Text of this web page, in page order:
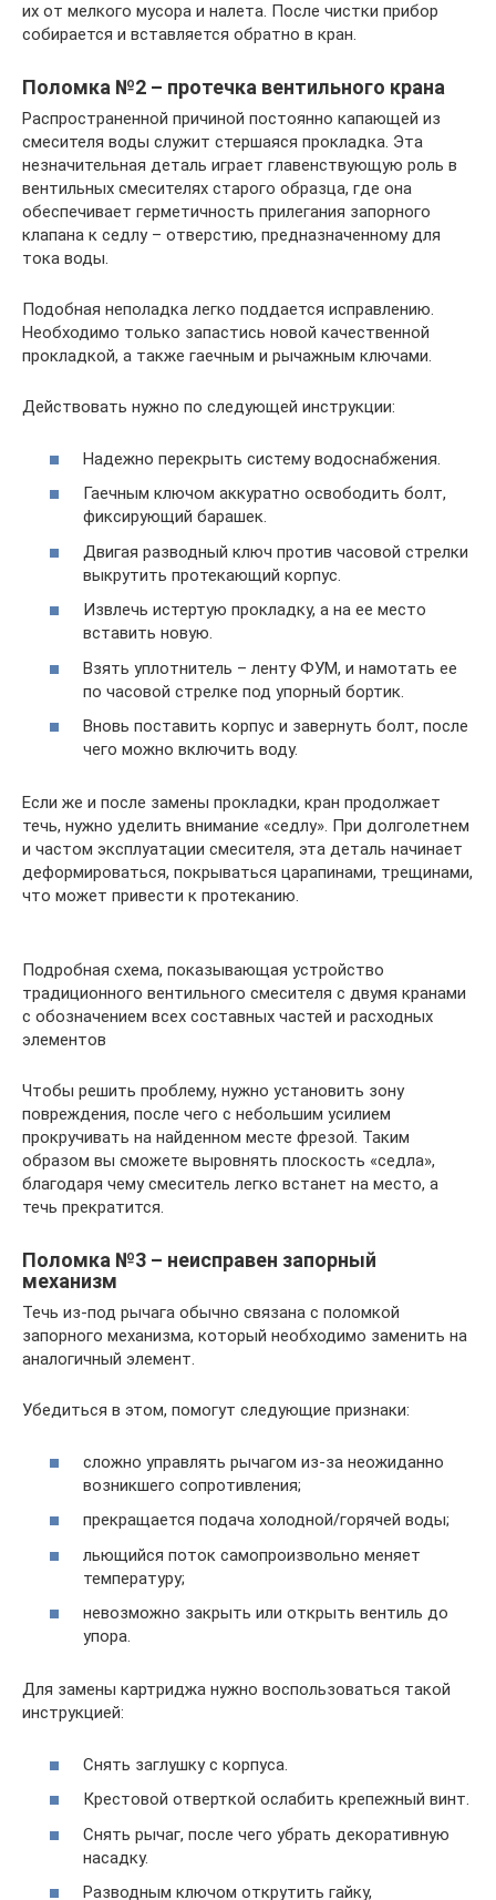
их от мелкого мусора и налета. После чистки прибор
собирается и вставляется обратно в кран.
Поломка №2 – протечка вентильного крана
Распространенной причиной постоянно капающей из
смесителя воды служит стершаяся прокладка. Эта
незначительная деталь играет главенствующую роль в
вентильных смесителях старого образца, где она
обеспечивает герметичность прилегания запорного
клапана к седлу – отверстию, предназначенному для
тока воды.
Подобная неполадка легко поддается исправлению.
Необходимо только запастись новой качественной
прокладкой, а также гаечным и рычажным ключами.
Действовать нужно по следующей инструкции:
Надежно перекрыть систему водоснабжения.
Гаечным ключом аккуратно освободить болт,
фиксирующий барашек.
Двигая разводный ключ против часовой стрелки
выкрутить протекающий корпус.
Извлечь истертую прокладку, а на ее место
вставить новую.
Взять уплотнитель – ленту ФУМ, и намотать ее
по часовой стрелке под упорный бортик.
Вновь поставить корпус и завернуть болт, после
чего можно включить воду.
Если же и после замены прокладки, кран продолжает
течь, нужно уделить внимание «седлу». При долголетнем
и частом эксплуатации смесителя, эта деталь начинает
деформироваться, покрываться царапинами, трещинами,
что может привести к протеканию.
Подробная схема, показывающая устройство
традиционного вентильного смесителя с двумя кранами
с обозначением всех составных частей и расходных
элементов
Чтобы решить проблему, нужно установить зону
повреждения, после чего с небольшим усилием
прокручивать на найденном месте фрезой. Таким
образом вы сможете выровнять плоскость «седла»,
благодаря чему смеситель легко встанет на место, а
течь прекратится.
Поломка №3 – неисправен запорный
механизм
Течь из-под рычага обычно связана с поломкой
запорного механизма, который необходимо заменить на
аналогичный элемент.
Убедиться в этом, помогут следующие признаки:
сложно управлять рычагом из-за неожиданно
возникшего сопротивления;
прекращается подача холодной/горячей воды;
льющийся поток самопроизвольно меняет
температуру;
невозможно закрыть или открыть вентиль до
упора.
Для замены картриджа нужно воспользоваться такой
инструкцией:
Снять заглушку с корпуса.
Крестовой отверткой ослабить крепежный винт.
Снять рычаг, после чего убрать декоративную
насадку.
Разводным ключом открутить гайку,